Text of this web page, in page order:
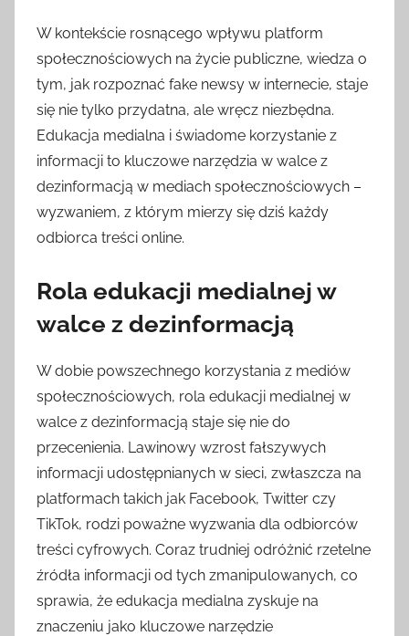
W kontekście rosnącego wpływu platform
społecznościowych na życie publiczne, wiedza o
tym, jak rozpoznać fake newsy w internecie, staje
się nie tylko przydatna, ale wręcz niezbędna.
Edukacja medialna i świadome korzystanie z
informacji to kluczowe narzędzia w walce z
dezinformacją w mediach społecznościowych –
wyzwaniem, z którym mierzy się dziś każdy
odbiorca treści online.
Rola edukacji medialnej w
walce z dezinformacją
W dobie powszechnego korzystania z mediów
społecznościowych, rola edukacji medialnej w
walce z dezinformacją staje się nie do
przecenienia. Lawinowy wzrost fałszywych
informacji udostępnianych w sieci, zwłaszcza na
platformach takich jak Facebook, Twitter czy
TikTok, rodzi poważne wyzwania dla odbiorców
treści cyfrowych. Coraz trudniej odróżnić rzetelne
źródła informacji od tych zmanipulowanych, co
sprawia, że edukacja medialna zyskuje na
znaczeniu jako kluczowe narzędzie